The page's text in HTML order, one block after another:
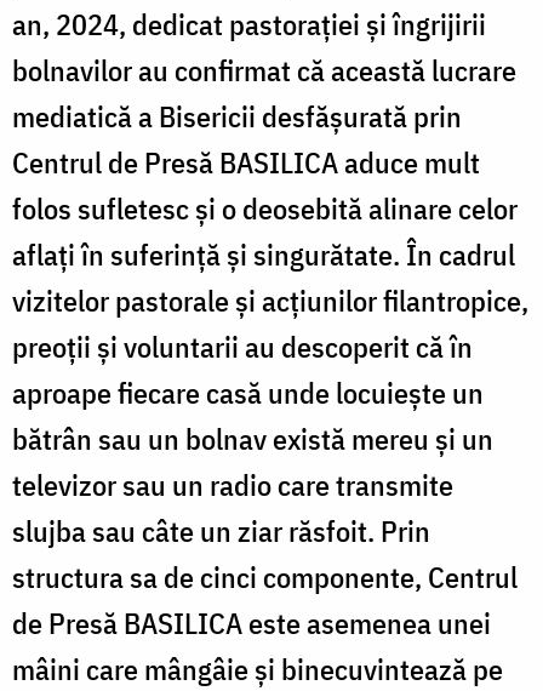
an, 2024, dedicat pastorației și îngrijirii
bolnavilor au confirmat că această lucrare
mediatică a Bisericii desfășurată prin
Centrul de Presă BASILICA aduce mult
folos sufletesc și o deosebită alinare celor
aflați în suferință și singurătate. În cadrul
vizitelor pastorale și acțiunilor filantropice,
preoții și voluntarii au descoperit că în
aproape fiecare casă unde locuiește un
bătrân sau un bolnav există mereu și un
televizor sau un radio care transmite
slujba sau câte un ziar răsfoit. Prin
structura sa de cinci componente, Centrul
de Presă BASILICA este asemenea unei
mâini care mângâie și binecuvintează pe